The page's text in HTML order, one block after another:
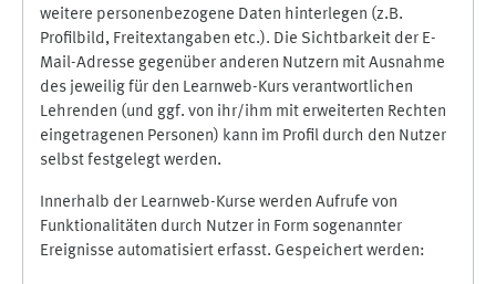
weitere personenbezogene Daten hinterlegen (z.B.
Profilbild, Freitextangaben etc.). Die Sichtbarkeit der E-
Mail-Adresse gegenüber anderen Nutzern mit Ausnahme
des jeweilig für den Learnweb-Kurs verantwortlichen
Lehrenden (und ggf. von ihr/ihm mit erweiterten Rechten
eingetragenen Personen) kann im Profil durch den Nutzer
selbst festgelegt werden.
Innerhalb der Learnweb-Kurse werden Aufrufe von
Funktionalitäten durch Nutzer in Form sogenannter
Ereignisse automatisiert erfasst. Gespeichert werden: